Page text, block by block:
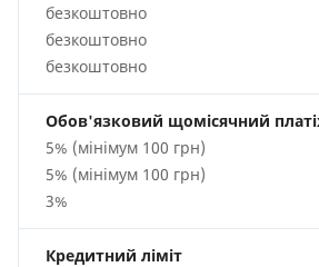
безкоштовно
безкоштовно
безкоштовно
Обов'язковий щомісячний
5% (мінімум 100 грн)
5% (мінімум 100 грн)
3%
Кредитний ліміт